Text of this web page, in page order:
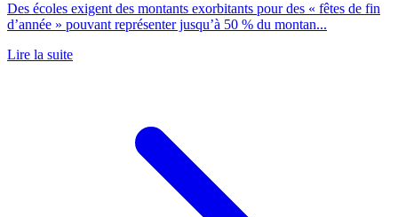
Des écoles exigent des montants exorbitants pour des « fêtes de fin
d’année » pouvant représenter jusqu’à 50 % du montan...
Lire la suite